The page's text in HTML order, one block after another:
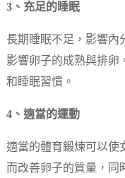
3、充足的睡眠
長期睡眠不足，影響內
影響卵子的成熟與排卵
和睡眠習慣。
4、適當的運動
適當的體育鍛煉可以使
而改善卵子的質量，同